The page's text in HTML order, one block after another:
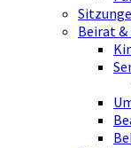
Beirat